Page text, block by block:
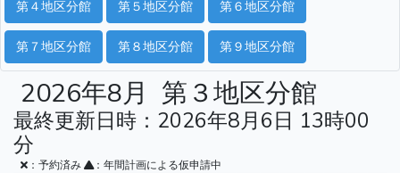
第４地区分館 第５地区分館 第６地区分館
第７地区分館 第８地区分館 第９地区分館
2026年8月 第３地区分館
最終更新日時：2026年8月6日 13時00
分
：予約済み ：年間計画による仮申請中